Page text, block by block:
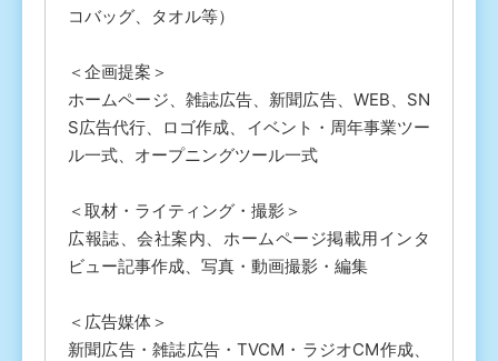
コバッグ、タオル等）
＜企画提案＞
ホームページ、雑誌広告、新聞広告、WEB、SN
S広告代行、ロゴ作成、イベント・周年事業ツー
ル一式、オープニングツール一式
＜取材・ライティング・撮影＞
広報誌、会社案内、ホームページ掲載用インタ
ビュー記事作成、写真・動画撮影・編集
＜広告媒体＞
新聞広告・雑誌広告・TVCM・ラジオCM作成、